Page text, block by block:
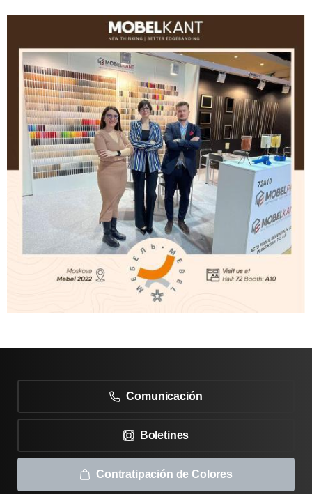
Comunicación
Boletines
Contratipación de Colores